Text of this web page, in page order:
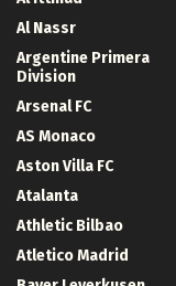
Al Nassr
Argentine Primera
Division
Arsenal FC
AS Monaco
Aston Villa FC
Atalanta
Athletic Bilbao
Atletico Madrid